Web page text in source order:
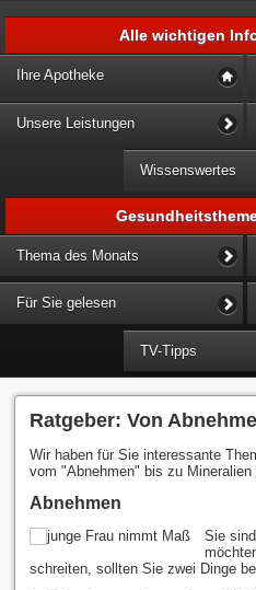
Alle wichtigen
Ihre Apotheke
Unsere Leistungen
Wissenswertes
Thema des Monats
Für Sie gelesen
TV-Tipps
Ratgeber: Von
Wir haben für Sie interessante
vom "Abnehmen" bis zu
Abnehmen
Sie
schreiten, sollten Sie zwei Dinge